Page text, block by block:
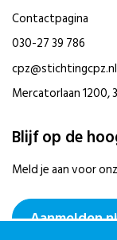
Contactpagina
030-27 39 786
cpz@stichtingcpz.nl
Mercatorlaan 1200,
Blijf op de
Meld je aan voor
Aanmelden